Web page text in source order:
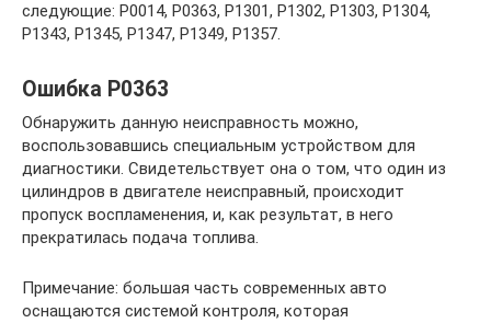
следующие: P0014, P0363, P1301, P1302, P1303, P1304,
P1343, P1345, P1347, P1349, P1357.
Ошибка Р0363
Обнаружить данную неисправность можно,
воспользовавшись специальным устройством для
диагностики. Свидетельствует она о том, что один из
цилиндров в двигателе неисправный, происходит
пропуск воспламенения, и, как результат, в него
прекратилась подача топлива.
Примечание: большая часть современных авто
оснащаются системой контроля, которая